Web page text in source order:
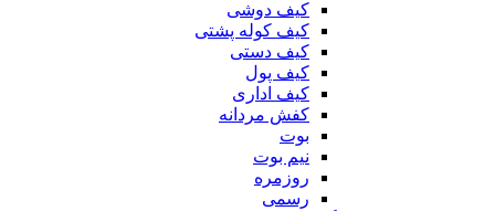
کیف دوشی
کیف کوله پشتی
کیف دستی
کیف پول
کیف اداری
کفش مردانه
بوت
نیم بوت
روزمره
رسمی